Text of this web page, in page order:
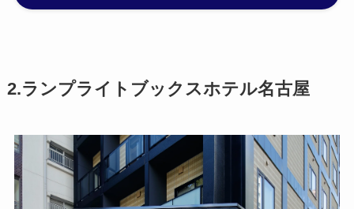
2.ランプライトブックスホテル名古屋